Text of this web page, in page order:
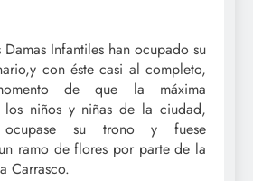
Damas Infantiles han ocupado su
con éste casi al completo,
de que la máxima
los niños y niñas de la ciudad,
ocupase su trono y fuese
ramo de flores por parte de la
Carrasco.